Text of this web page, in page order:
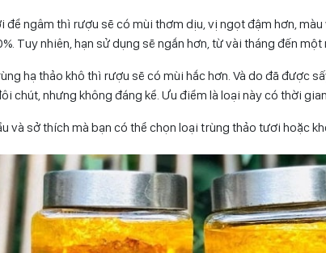
để ngâm thì rượu sẽ có mùi thơm dịu, vị ngọt đậm hơn,
Tuy nhiên, hạn sử dụng sẽ ngắn hơn, từ vài tháng đến một
hạ thảo khô thì rượu sẽ có mùi hắc hơn. Và do đã được
chút, nhưng không đáng kể. Ưu điểm là loại này có thời
và sở thích mà bạn có thể chọn loại trùng thảo tươi hoặc